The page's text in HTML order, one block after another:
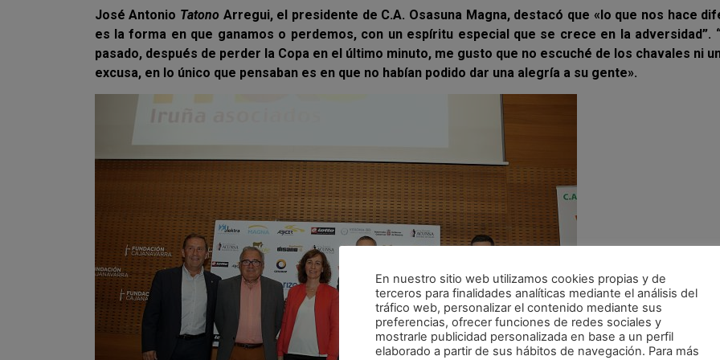
José Antonio TatonoArregui, el presidente de C.A. Osasuna Magna, destacó que «lo que nos hace
es la forma en que ganamos o perdemos, con un espíritu especial que se crece en la adversidad”.
pasado, después de perder la Copa en el último minuto, me gusto que no escuché de los chavales ni
excusa, en lo único que pensaban es en que no habían podido dar una alegría a su gente».
En nuestro sitio web utilizamos cookies propias y de
terceros para finalidades analíticas mediante el análisis del
tráfico web, personalizar el contenido mediante sus
preferencias, ofrecer funciones de redes sociales y
mostrarle publicidad personalizada en base a un perfil
elaborado a partir de sus hábitos de navegación. Para más